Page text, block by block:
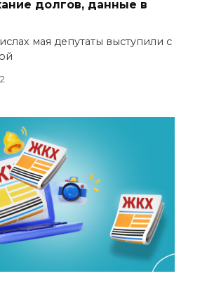
долгов, данные в
мая депутаты выступили с